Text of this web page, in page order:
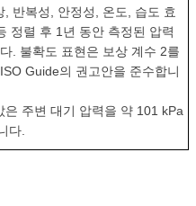
반복성, 안정성, 온도, 습도 효
정렬 후 1년 동안 측정된 압력
. 불확도 표현은 보상 계수 2를
Guide의 권고안을 준수합니
주변 대기 압력을 약 101 kPa
다.